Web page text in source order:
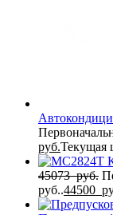
руб.Текущая
45073руб.
руб..44500